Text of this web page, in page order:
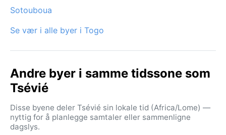
Sotouboua
Se vær i alle byer i Togo
Andre byer i samme tidssone som
Tsévié
Disse byene deler Tsévié sin lokale tid (Africa/Lome) —
nyttig for å planlegge samtaler eller sammenligne
dagslys.